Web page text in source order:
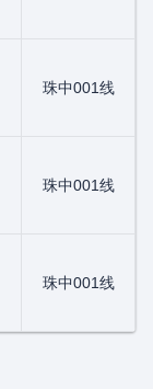
珠中001线
珠中001线
珠中001线